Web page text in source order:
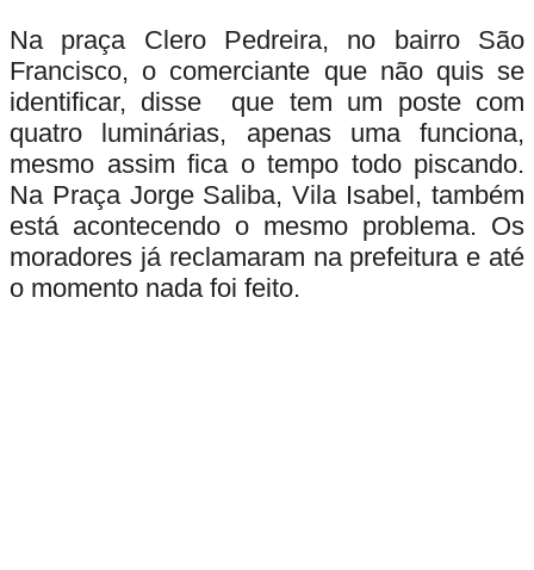
Na praça Clero Pedreira, no bairro São
Francisco, o comerciante que não quis se
identificar, disse que tem um poste com
quatro luminárias, apenas uma funciona,
mesmo assim fica o tempo todo piscando.
Na Praça Jorge Saliba, Vila Isabel, também
está acontecendo o mesmo problema. Os
moradores já reclamaram na prefeitura e até
o momento nada foi feito.